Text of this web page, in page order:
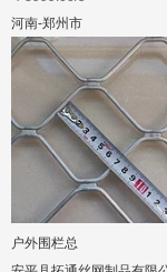
河南-郑州市
户外围栏总